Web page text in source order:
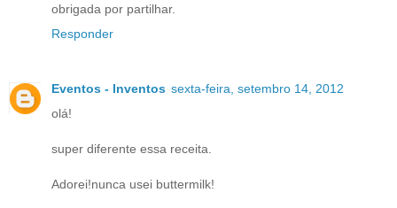
obrigada por partilhar.
Responder
Eventos - Inventos sexta-feira, setembro 14, 2012
olá!
super diferente essa receita.
Adorei!nunca usei buttermilk!